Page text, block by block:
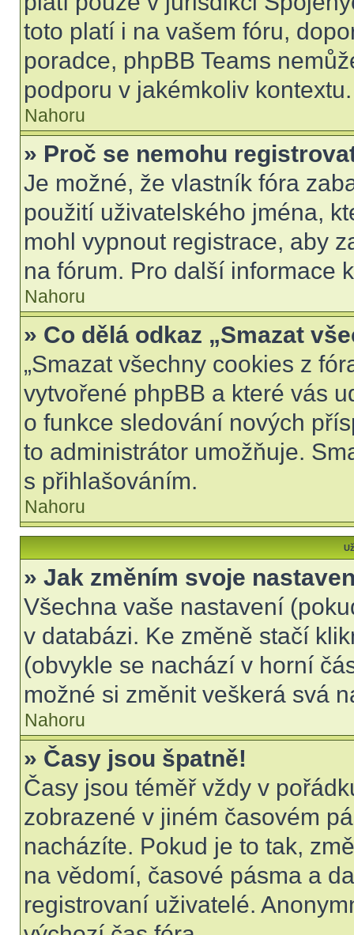
toto platí i na vašem fóru,
poradce, phpBB Teams
podporu v jakémkoliv kontextu.
Nahoru
» Proč se nemohu
Je možné, že vlastník fóra
použití uživatelského jména,
mohl vypnout registrace, aby
na fórum. Pro další informace
Nahoru
» Co dělá odkaz „Smazat
„Smazat všechny cookies z
vytvořené phpBB a které vás
o funkce sledování nových
to administrátor umožňuje.
s přihlašováním.
Nahoru
» Jak změním svoje
Všechna vaše nastavení
v databázi. Ke změně stačí
(obvykle se nachází v horní
možné si změnit veškerá svá
Nahoru
» Časy jsou špatně!
Časy jsou téměř vždy v
zobrazené v jiném časovém
nacházíte. Pokud je to tak,
na vědomí, časové pásma a
registrovaní uživatelé.